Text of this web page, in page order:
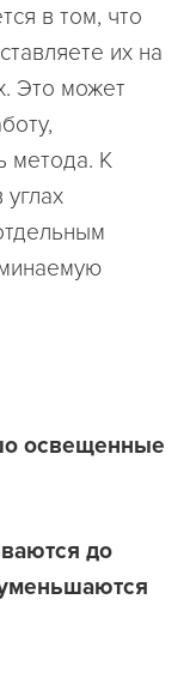
в том, что
их на
Это может
метода. К
освещенные
до